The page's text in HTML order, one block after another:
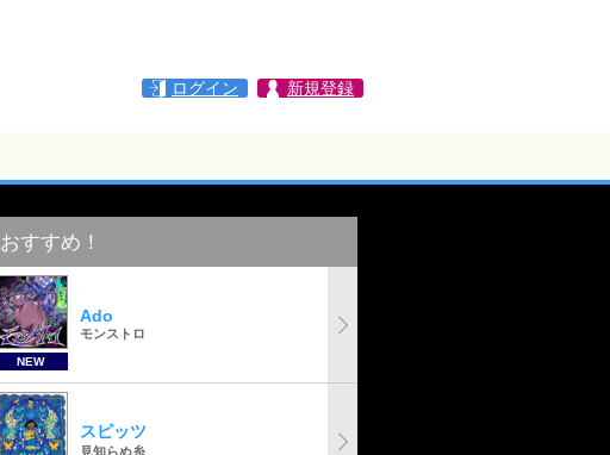
ログイン 新規登録
おすすめ！
NEW
Ado
モンストロ
スピッツ
見知らぬ糸